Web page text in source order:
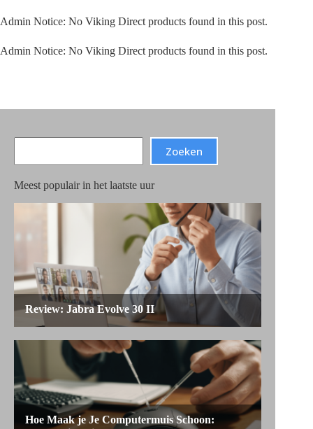
Admin Notice: No Viking Direct products found in this post.
Admin Notice: No Viking Direct products found in this post.
Zoeken
Meest populair in het laatste uur